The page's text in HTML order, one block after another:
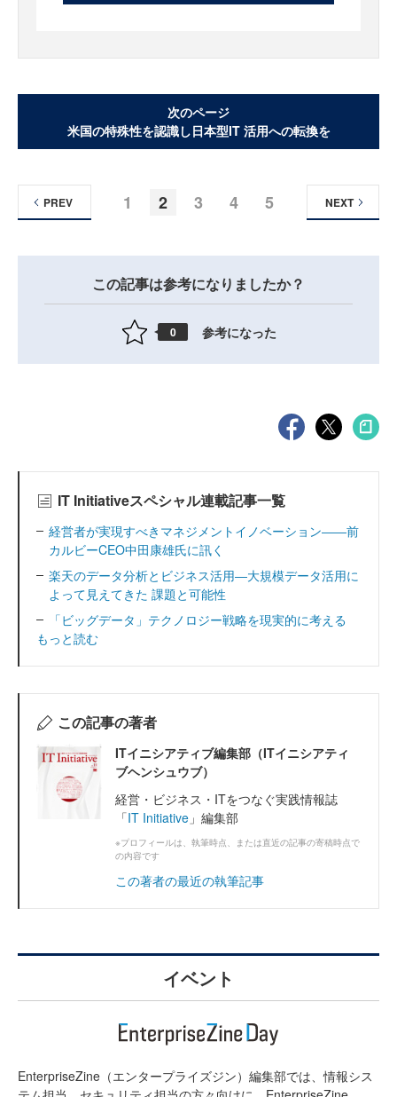
次のページ
米国の特殊性を認識し日本型IT 活用への転換を
1 2 3 4 5
PREV NEXT
この記事は参考になりましたか？
0 参考になった
IT Initiativeスペシャル連載記事一覧
経営者が実現すべきマネジメントイノベーション――前
カルビーCEO中田康雄氏に訊く
楽天のデータ分析とビジネス活用―大規模データ活用に
よって見えてきた 課題と可能性
「ビッグデータ」テクノロジー戦略を現実的に考える
もっと読む
この記事の著者
ITイニシアティブ編集部（ITイニシアティ
ブヘンシュウブ）
経営・ビジネス・ITをつなぐ実践情報誌
「IT Initiative 」編集部
※プロフィールは、執筆時点、または直近の記事の寄稿時点で
の内容です
この著者の最近の執筆記事
イベント
EnterpriseZine（エンタープライズジン）編集部では、情報シス